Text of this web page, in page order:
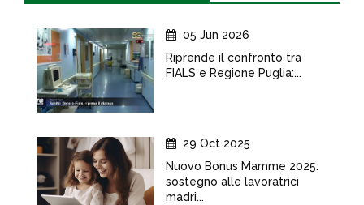
05 Jun 2026
Riprende il confronto tra
FIALS e Regione Puglia:...
29 Oct 2025
Nuovo Bonus Mamme 2025:
sostegno alle lavoratrici
madri...